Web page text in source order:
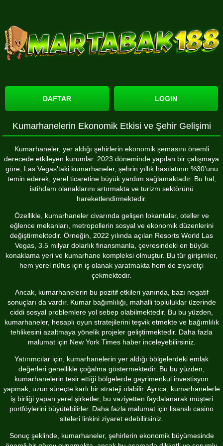
DAFTAR LOGIN
Kumarhanelerin Ekonomik Etkisi ve Şehir Gelişimi
Kumarhaneler, yer aldığı şehirlerin ekonomik şemasını önemli
derecede etkileyen kurumlar. 2023 döneminde yapılan bir çalışmaya
göre, Las Vegas’taki kumarhaneler, şehrin yıllık hasılatının %30’unu
temin ederek, yerel ticaretine büyük yardım sağlamaktadır. Bu hal,
istihdam olanaklarını artırmakta ve turizm sektörünü
hareketlendirmektedir.
Özellikle, kumarhaneler civarında gelişen lokantalar, oteller ve
eğlence mekanları, metropollerin sosyal ve ekonomik düzenlerini
değiştirmektedir. Örneğin, 2022 yılında açılan Resorts World Las
Vegas, 3.5 milyar dolarlık finansmanla, çevresindeki en büyük
konaklama yeri ve kumarhane kompleksi olmuştur. Bu tür girişimler,
hem yerel nüfus için iş olanak yaratmakta hem de ziyaretçi
çekmektedir.
Ancak, kumarhanelerin bu pozitif etkileri yanında, bazı negatif
sonuçları da vardır. Kumar bağımlılığı, mahalli topluluklar üzerinde
ciddi sosyal problemlere yol sebep olabilmektedir. Bu bu yüzden,
kumarhaneler, hesaplı oyun stratejilerini teşvik etmekte ve bağımlılık
tehlikesini azaltmaya yönelik projeler geliştirmektedir. Daha fazla
malumat için New York Timeshaber inceleyebilirsiniz.
Yatırımcılar için, kumarhanelerin yer aldığı bölgelerdeki emlak
değerleri genellikle çoğalma göstermektedir. Bu bu yüzden,
kumarhanelerin tesir ettiği bölgelerde gayrimenkul investisyon
yapmak, uzun süreçte karlı bir strateji olabilir. Ayrıca, kumarhanelerle
iş birliği yapan yerel şirketler, bu vaziyetten faydalanarak müşteri
portföylerini büyütebilirler. Daha fazla malumat için lisanslı casino
siteleri linkini ziyaret edebilirsiniz.
Sonuç şeklinde, kumarhaneler, şehirlerin ekonomik büyümesinde